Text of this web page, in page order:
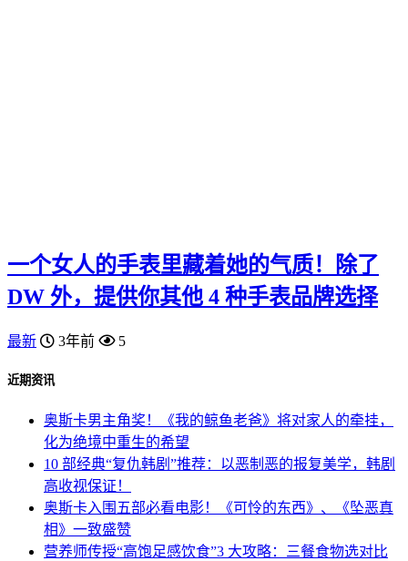
一个女人的手表里藏着她的气质！除了
DW 外，提供你其他 4 种手表品牌选择
最新 3年前 5
近期资讯
奥斯卡男主角奖！《我的鲸鱼老爸》将对家人的牵挂，
化为绝境中重生的希望
10 部经典“复仇韩剧”推荐：以恶制恶的报复美学，韩剧
高收视保证！
奥斯卡入围五部必看电影！《可怜的东西》、《坠恶真
相》一致盛赞
营养师传授“高饱足感饮食”3 大攻略：三餐食物选对比